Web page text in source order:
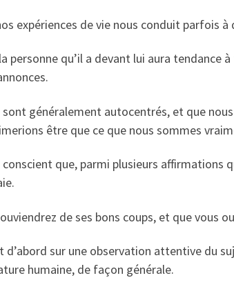
expériences de vie nous conduit parfois
personne qu’il a devant lui aura tendance
généralement autocentrés, et que
être que ce que nous sommes
que, parmi plusieurs affirmations
de ses bons coups, et que vous
d’abord sur une observation attentive du
humaine, de façon générale.